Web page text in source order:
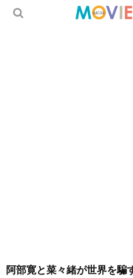
阿部寛と菜々緒が世界を騙